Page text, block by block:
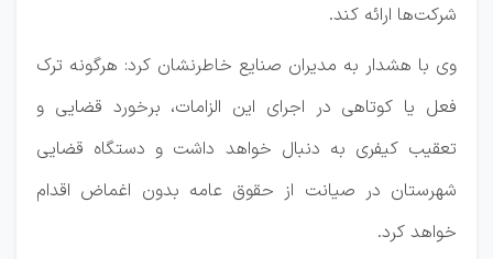
شرکت‌ها ارائه کند.
وی با هشدار به مدیران صنایع خاطرنشان کرد: هرگونه ترک
فعل یا کوتاهی در اجرای این الزامات، برخورد قضایی و
تعقیب کیفری به دنبال خواهد داشت و دستگاه قضایی
شهرستان در صیانت از حقوق عامه بدون اغماض اقدام
خواهد کرد.